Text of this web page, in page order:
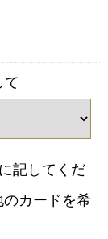
て
記してくだ
カードを希